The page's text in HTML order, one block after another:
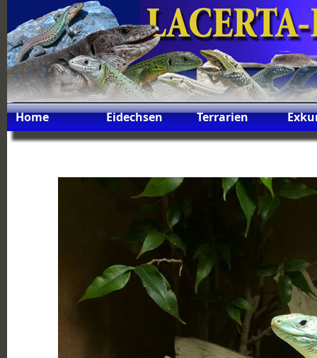
Home Eidechsen Terrarien